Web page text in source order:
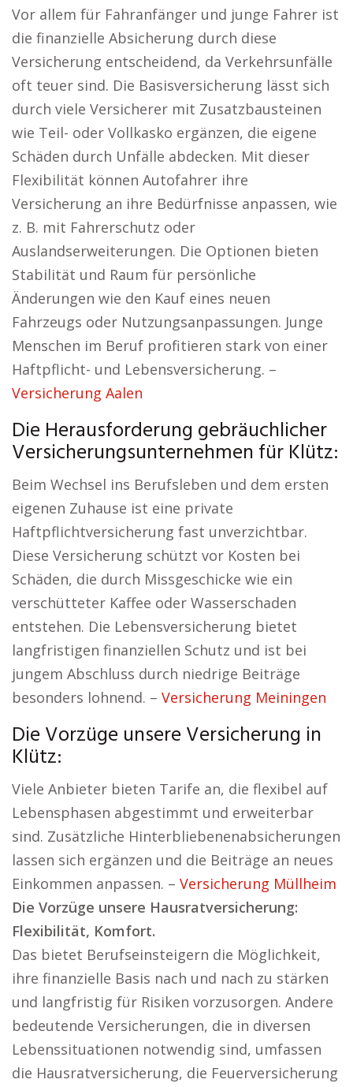
Vor allem für Fahranfänger und junge Fahrer ist
die finanzielle Absicherung durch diese
Versicherung entscheidend, da Verkehrsunfälle
oft teuer sind. Die Basisversicherung lässt sich
durch viele Versicherer mit Zusatzbausteinen
wie Teil- oder Vollkasko ergänzen, die eigene
Schäden durch Unfälle abdecken. Mit dieser
Flexibilität können Autofahrer ihre
Versicherung an ihre Bedürfnisse anpassen, wie
z. B. mit Fahrerschutz oder
Auslandserweiterungen. Die Optionen bieten
Stabilität und Raum für persönliche
Änderungen wie den Kauf eines neuen
Fahrzeugs oder Nutzungsanpassungen. Junge
Menschen im Beruf profitieren stark von einer
Haftpflicht- und Lebensversicherung. –
Versicherung Aalen
Die Herausforderung gebräuchlicher
Versicherungsunternehmen für Klütz:
Beim Wechsel ins Berufsleben und dem ersten
eigenen Zuhause ist eine private
Haftpflichtversicherung fast unverzichtbar.
Diese Versicherung schützt vor Kosten bei
Schäden, die durch Missgeschicke wie ein
verschütteter Kaffee oder Wasserschaden
entstehen. Die Lebensversicherung bietet
langfristigen finanziellen Schutz und ist bei
jungem Abschluss durch niedrige Beiträge
besonders lohnend. – Versicherung Meiningen
Die Vorzüge unsere Versicherung in
Klütz:
Viele Anbieter bieten Tarife an, die flexibel auf
Lebensphasen abgestimmt und erweiterbar
sind. Zusätzliche Hinterbliebenenabsicherungen
lassen sich ergänzen und die Beiträge an neues
Einkommen anpassen. – Versicherung Müllheim
Die Vorzüge unsere Hausratversicherung:
Flexibilität, Komfort.
Das bietet Berufseinsteigern die Möglichkeit,
ihre finanzielle Basis nach und nach zu stärken
und langfristig für Risiken vorzusorgen. Andere
bedeutende Versicherungen, die in diversen
Lebenssituationen notwendig sind, umfassen
die Hausratversicherung, die Feuerversicherung